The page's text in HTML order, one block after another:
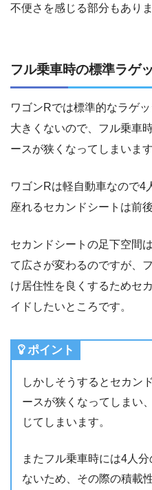
不便さを感じる部分もありま
フル乗車時の標準ラゲ
ワゴンRでは標準的なラゲ
大きくないので、フル乗車
ースが狭くなってしまいます
ワゴンRは軽自動車なので4
座れるセカンドシートは前
セカンドシートの足下空間
て広さが変わるのですが、
け居住性を良くするためセ
イドしたいところです。
ポイント
しかしそうするとセカン
ースが狭くなってしまい
じてしまいます。
またフル乗車時には4人
ないため、その際の積載